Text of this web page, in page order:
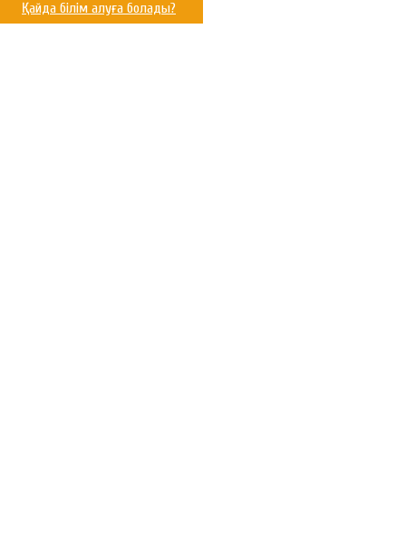
Қайда білім алуға болады?